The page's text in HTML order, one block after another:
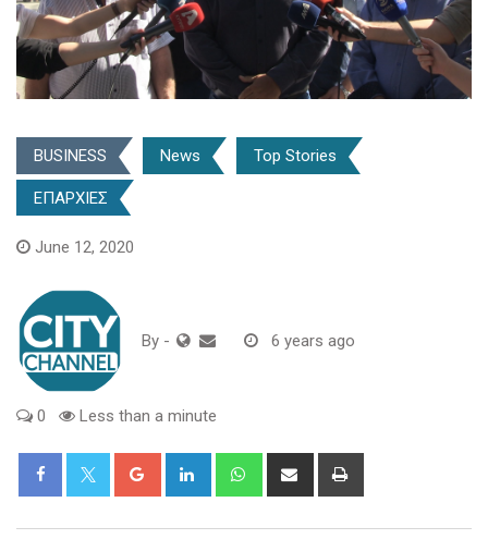
BUSINESS News Top Stories
ΕΠΑΡΧΙΕΣ
June 12, 2020
By - 6 years ago
0 Less than a minute
Google+ LinkedIn WhatsappShare